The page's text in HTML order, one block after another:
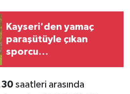
Kayseri'den yamaç
paraşütüyle çıkan
sporcu
saatleri arasında